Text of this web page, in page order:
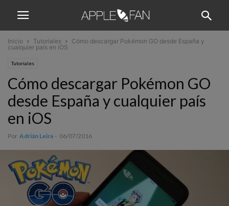
Inicio Tutoriales
Cómo descargar Pokémon GO desde España y
cualquier país en iOS
Tutoriales
Cómo descargar Pokémon GO
desde España y cualquier país
en iOS
Por Adrián Leira - 06/07/2016